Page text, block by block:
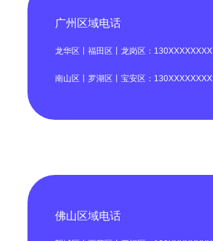
广州区域电话
龙华区丨福田区丨龙岗区：130XXXXXXXX
南山区丨罗湖区丨宝安区：130XXXXXXXX
佛山区域电话